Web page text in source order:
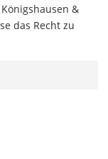
&
das Recht zu